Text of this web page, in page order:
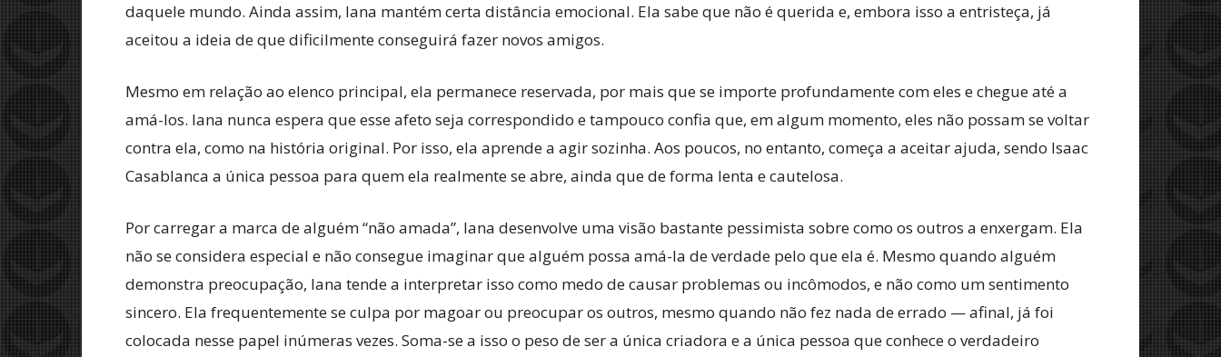
daquele mundo. Ainda assim, Iana mantém certa distância emocional. Ela sabe que não é querida e, embora isso a entristeça, já
aceitou a ideia de que dificilmente conseguirá fazer novos amigos.
Mesmo em relação ao elenco principal, ela permanece reservada, por mais que se importe profundamente com eles e chegue até a
amá-los. Iana nunca espera que esse afeto seja correspondido e tampouco confia que, em algum momento, eles não possam se voltar
contra ela, como na história original. Por isso, ela aprende a agir sozinha. Aos poucos, no entanto, começa a aceitar ajuda, sendo Isaac
Casablanca a única pessoa para quem ela realmente se abre, ainda que de forma lenta e cautelosa.
Por carregar a marca de alguém “não amada”, Iana desenvolve uma visão bastante pessimista sobre como os outros a enxergam. Ela
não se considera especial e não consegue imaginar que alguém possa amá-la de verdade pelo que ela é. Mesmo quando alguém
demonstra preocupação, Iana tende a interpretar isso como medo de causar problemas ou incômodos, e não como um sentimento
sincero. Ela frequentemente se culpa por magoar ou preocupar os outros, mesmo quando não fez nada de errado — afinal, já foi
colocada nesse papel inúmeras vezes. Soma-se a isso o peso de ser a única criadora e a única pessoa que conhece o verdadeiro